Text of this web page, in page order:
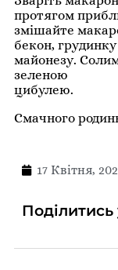
протягом
змішайте
бекон,
майонезу.
зеленою
цибулею.
Смачного
17 Квітня,
Поділитись